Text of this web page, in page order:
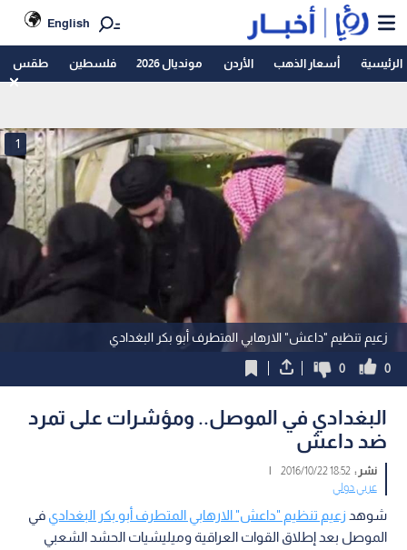
English
الرئيسية أسعار الذهب الأردن مونديال 2026 فلسطين طقس
زعيم تنظيم "داعش" الارهابي المتطرف أبو بكر البغدادي
1
0
0
البغدادي في الموصل.. ومؤشرات على تمرد
ضد داعش
نشر :18:52 2016/10/22
|
عربي دولي
شوهد زعيم تنظيم "داعش" الارهابي المتطرف أبو بكر البغدادي في
الموصل بعد إطلاق القوات العراقية وميليشيات الحشد الشعبي